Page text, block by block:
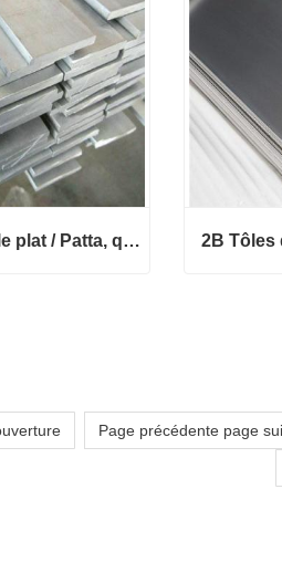
Acier inoxydable plat / Patta, qualité de matériau: Ss 304, pour la construction
Page précédente page